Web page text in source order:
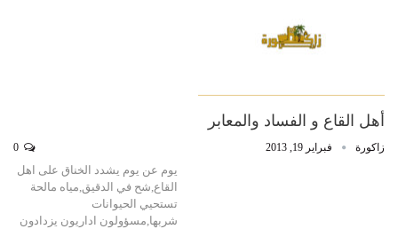
أهل القاع و الفساد والمعابر
زاكورة فبراير 19, 2013
يوم عن يوم يشدد الخناق على اهل
القاع,شح في الدقيق,مياه مالحة
تستحيي الحيوانات
شربها,مسؤولون اداريون يزدادون